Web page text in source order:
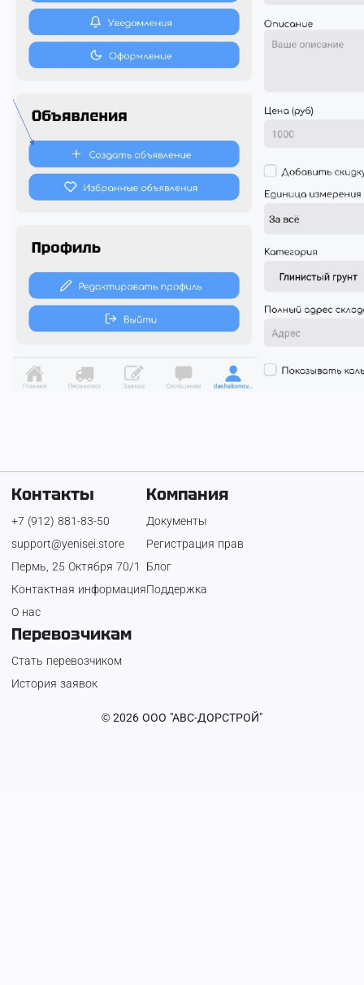
Контакты
+7 (912) 881-83-50
support@yenisei.store
Пермь, 25 Октября 70/1
Контактная информация
О нас
Компания
Документы
Регистрация прав
Блог
Поддержка
Перевозчикам
Стать перевозчиком
История заявок
© 2026 ООО "АВС-ДОРСТРОЙ"